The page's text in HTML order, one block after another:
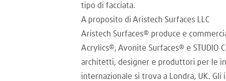
tipo di facciata.
A proposito di Aristech Surfaces LLC
Aristech Surfaces® produce e
Acrylics®, Avonite Surfaces® e
architetti, designer e produttori per le
internazionale si trova a Londra, UK.